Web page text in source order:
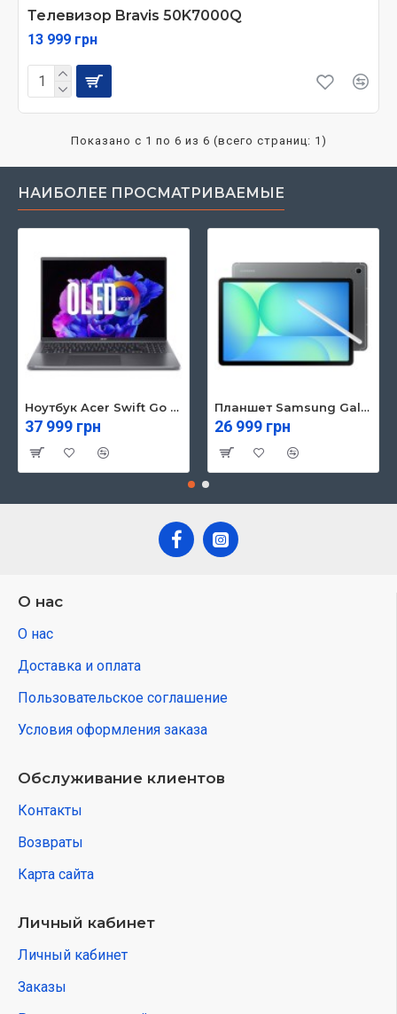
Телевизор Bravis 50K7000Q
13 999 грн
Показано с 1 по 6 из 6 (всего страниц: 1)
НАИБОЛЕЕ ПРОСМАТРИВАЕМЫЕ
Ноутбук Acer Swift Go 16 SFG16-71 (NX.KVZEU.003)
37 999 грн
Планшет Samsung Galaxy Tab S10 FE 5G 8/128GB Gray (SM-X526BZAREUC)
26 999 грн
О нас
О нас
Доставка и оплата
Пользовательское соглашение
Условия оформления заказа
Обслуживание клиентов
Контакты
Возвраты
Карта сайта
Личный кабинет
Личный кабинет
Заказы